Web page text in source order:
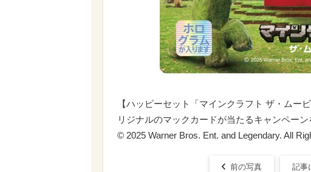
【ハッピーセット「マインクラフト ザ・ムー
リジナルのマックカードが当たるキャンペーン
© 2025 Warner Bros. Ent. and Legendary. All
前の写真 記事